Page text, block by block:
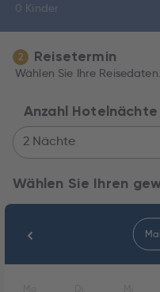
0 Kinder
2 Reisetermin
Wählen Sie Ihre Reisedaten.
Anzahl Hotelnächte
2 Nächte
Wählen Sie Ihren